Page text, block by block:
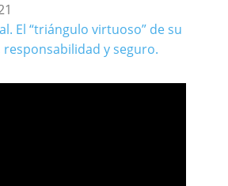
El “triángulo virtuoso” de su
y seguro.